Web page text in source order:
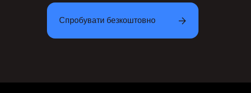
Спробувати безкоштовно